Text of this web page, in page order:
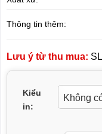
Thông tin thêm:
Lưu ý từ thu mua:
Kiểu
in: